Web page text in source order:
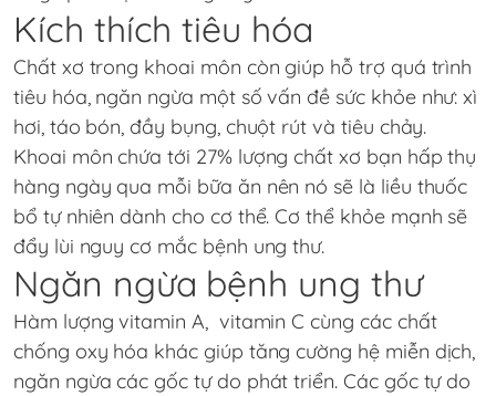
Kích thích tiêu hóa
Chất xơ trong khoai môn còn giúp hỗ trợ quá trình
tiêu hóa, ngăn ngừa một số vấn đề sức khỏe như: xì
hơi, táo bón, đầy bụng, chuột rút và tiêu chảy.
Khoai môn chứa tới 27% lượng chất xơ bạn hấp thụ
hàng ngày qua mỗi bữa ăn nên nó sẽ là liều thuốc
bổ tự nhiên dành cho cơ thể. Cơ thể khỏe mạnh sẽ
đẩy lùi nguy cơ mắc bệnh ung thư.
Ngăn ngừa bệnh ung thư
Hàm lượng vitamin A, vitamin C cùng các chất
chống oxy hóa khác giúp tăng cường hệ miễn dịch,
ngăn ngừa các gốc tự do phát triển. Các gốc tự do